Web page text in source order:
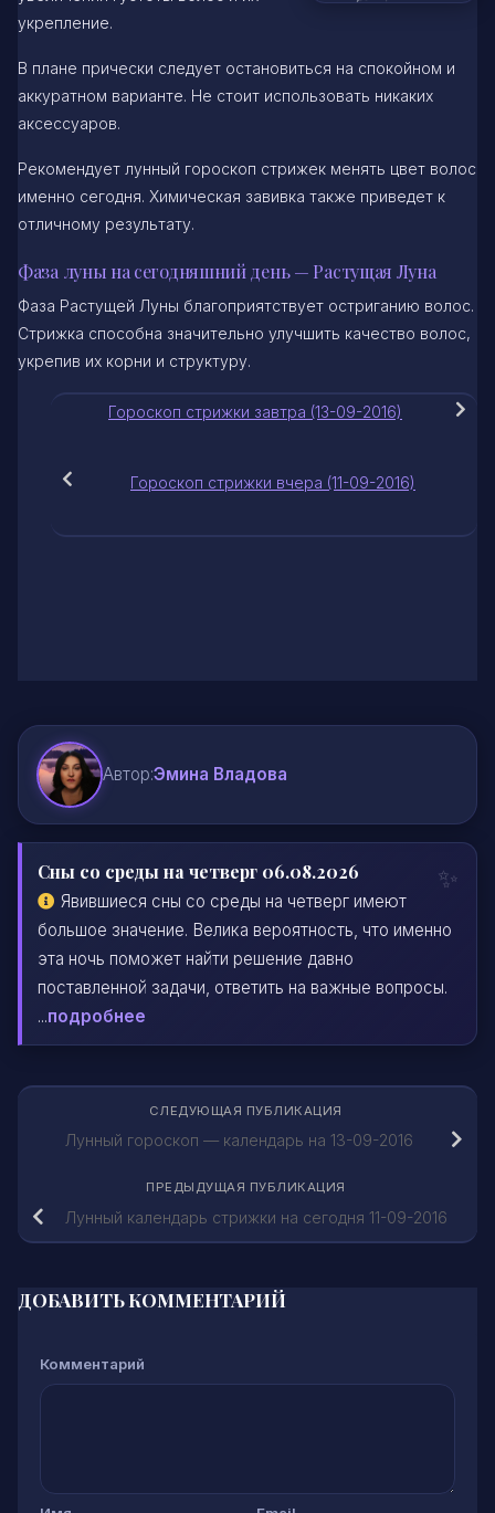
укрепление.
В плане прически следует остановиться на спокойном и
аккуратном варианте. Не стоит использовать никаких
аксессуаров.
Рекомендует лунный гороскоп стрижек менять цвет волос
именно сегодня. Химическая завивка также приведет к
отличному результату.
Фаза луны на сегодняшний день — Растущая Луна
Фаза Растущей Луны благоприятствует остриганию волос.
Стрижка способна значительно улучшить качество волос,
укрепив их корни и структуру.
Гороскоп стрижки завтра (13-09-2016)
Гороскоп стрижки вчера (11-09-2016)
Автор:Эмина Владова
Сны со среды на четверг 06.08.2026
Явившиеся сны со среды на четверг имеют
большое значение. Велика вероятность, что именно
эта ночь поможет найти решение давно
поставленной задачи, ответить на важные вопросы.
...подробнее
СЛЕДУЮЩАЯ ПУБЛИКАЦИЯ
Лунный гороскоп — календарь на 13-09-2016
ПРЕДЫДУЩАЯ ПУБЛИКАЦИЯ
Лунный календарь стрижки на сегодня 11-09-2016
ДОБАВИТЬ КОММЕНТАРИЙ
Комментарий